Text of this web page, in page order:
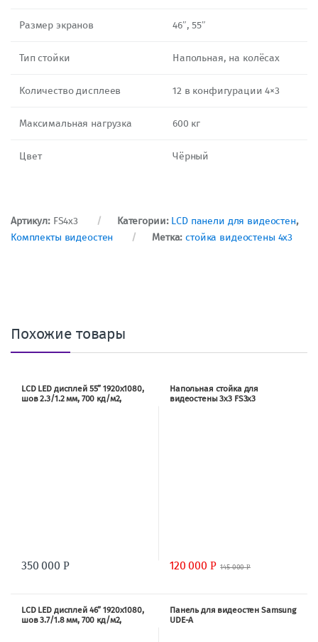
Размер экранов 46″, 55″
Тип стойки Напольная, на колёсах
Количество дисплеев 12 в конфигурации 4×3
Максимальная нагрузка 600 кг
Цвет Чёрный
Артикул: FS4x3 Категории: LCD панели для видеостен,
Комплекты видеостен
Метка:стойка видеостены 4x3
Похожие товары
LCD LED дисплей 55” 1920х1080,
шов 2.3/1.2 мм, 700 кд/м2,
350 000 Р
Напольная стойка для
видеостены 3х3 FS3x3
120 000 Р 145 000Р
LCD LED дисплей 46” 1920х1080,
шов 3.7/1.8 мм, 700 кд/м2,
Панель для видеостен Samsung
UDE-A